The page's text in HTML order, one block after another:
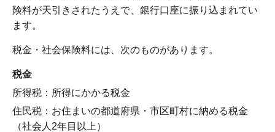
険料が天引きされたうえで、銀行口座に振り込まれてい
ます。
税金・社会保険料には、次のものがあります。
税金
所得税：所得にかかる税金
住民税：お住まいの都道府県・市区町村に納める税金
（社会人2年目以上）